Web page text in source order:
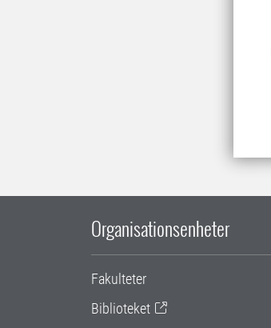
Organisationsenheter
Fakulteter
Biblioteket